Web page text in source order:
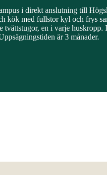
i direkt anslutning till
kök med fullstor kyl och frys
tvättstugor, en i varje
är 3 månader.